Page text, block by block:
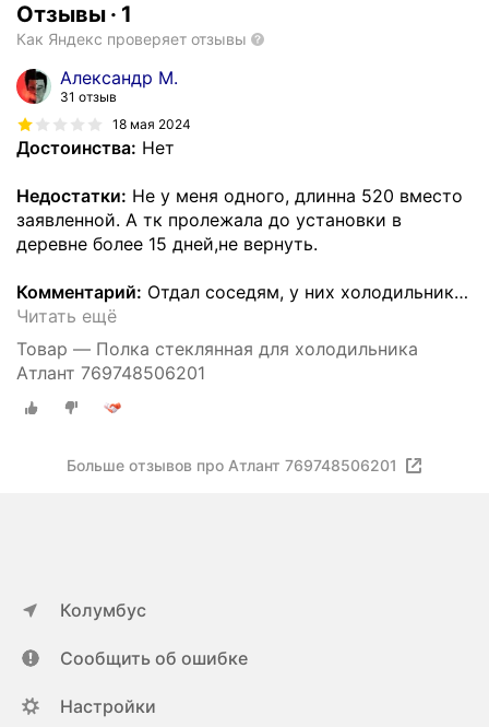
Отзывы · 1
Как Яндекс проверяет отзывы
Александр М.
31 отзыв
18 мая 2024
Достоинства: Нет
Недостатки: Не у меня одного, длинна 520 вместо
заявленной. А тк пролежала до установки в
деревне более 15 дней,не вернуть.
Комментарий: Отдал соседям, у них холодильник…
Читать ещё
Товар — Полка стеклянная для холодильника
Атлант 769748506201
Больше отзывов про Атлант 769748506201
Колумбус
Сообщить об ошибке
Настройки